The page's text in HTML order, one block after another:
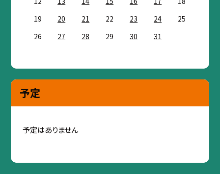
19
20 21 22 23 24
25
26
27 28 29 30 31
予定
予定はありません